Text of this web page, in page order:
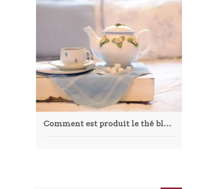
Comment est produit le thé bleu ?